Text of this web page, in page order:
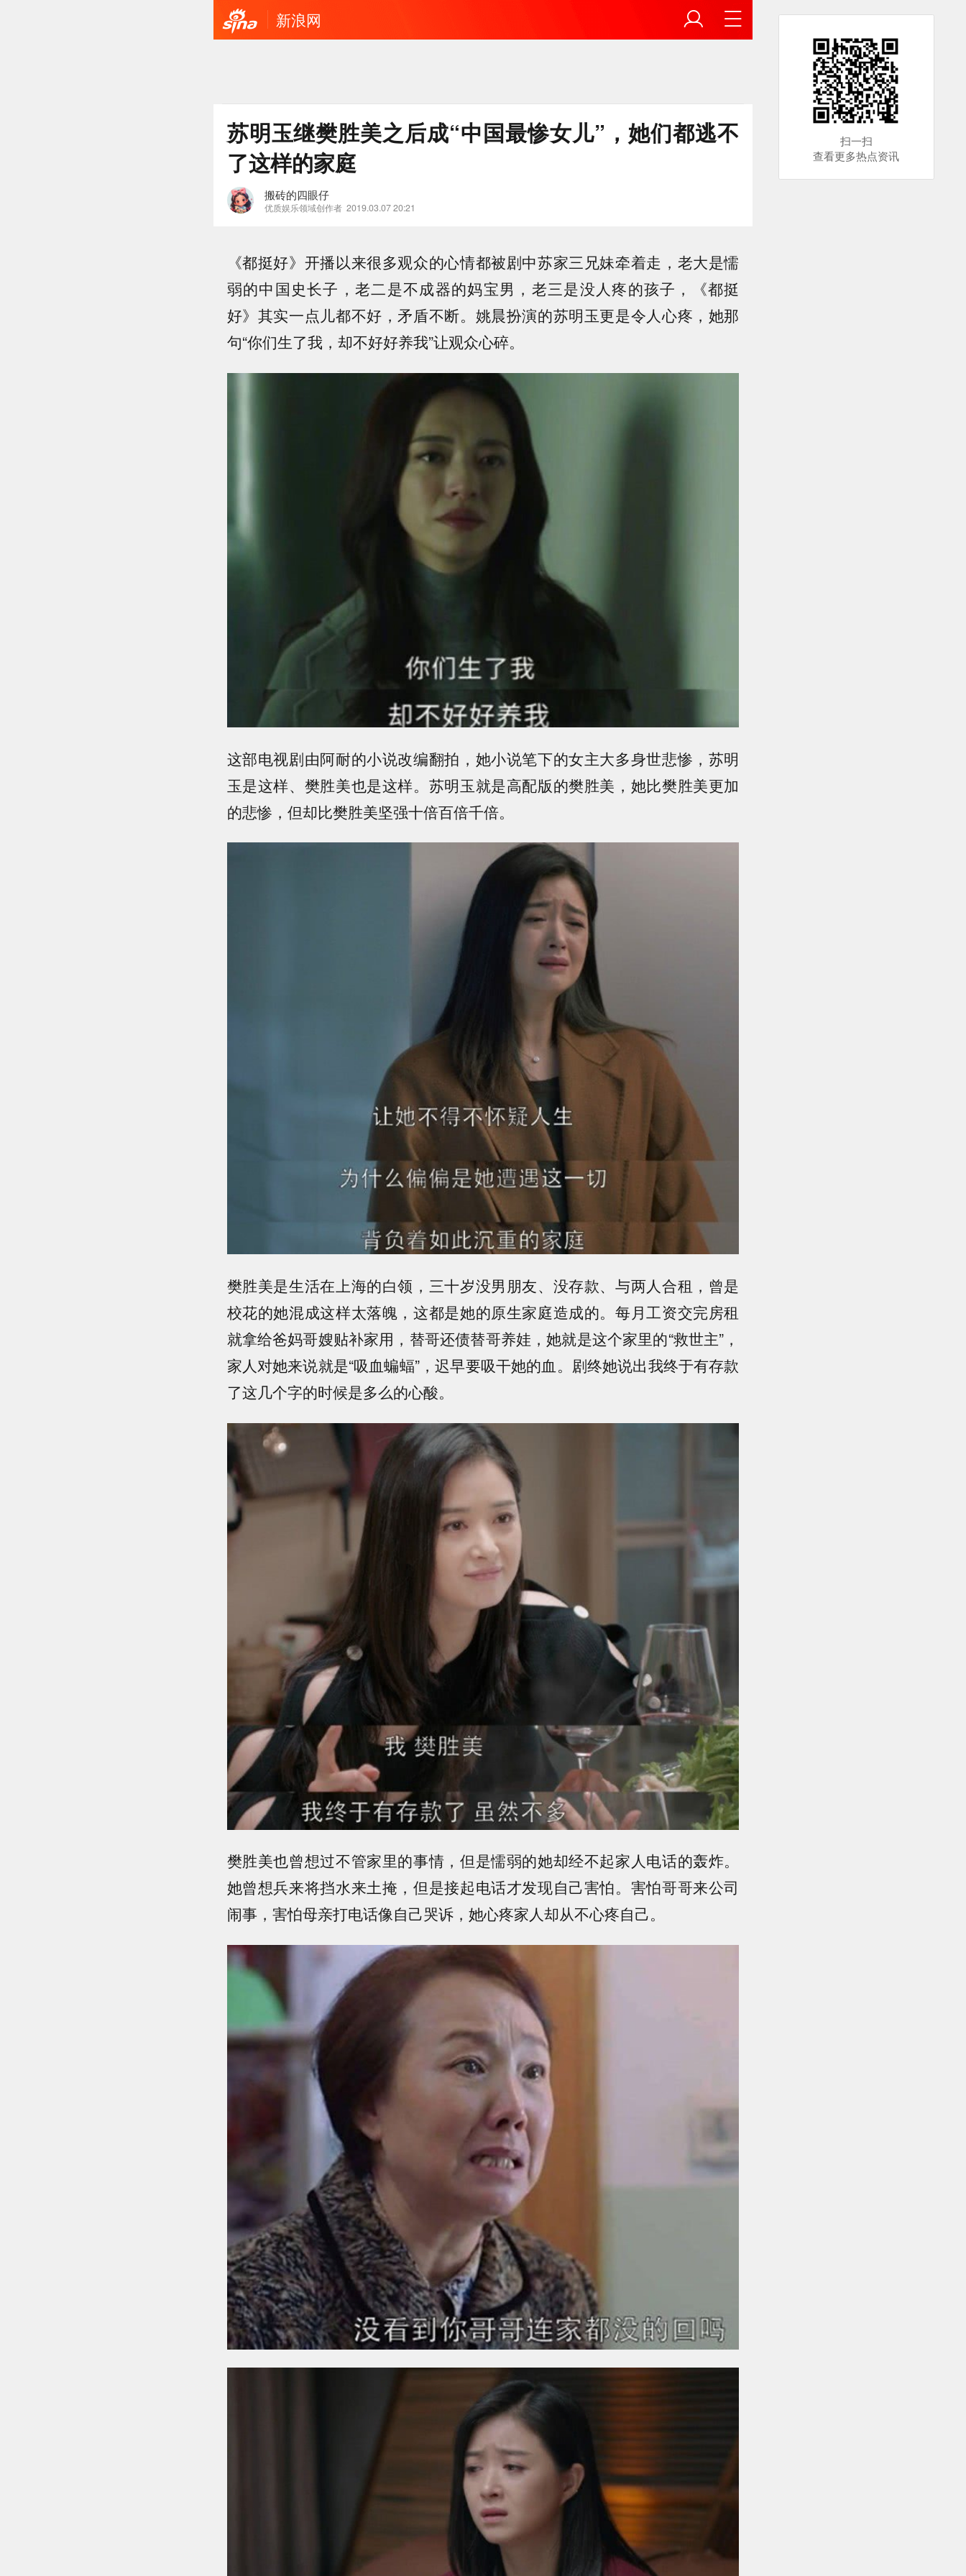
新浪网
苏明玉继樊胜美之后成“中国最惨女儿”，她们都逃不
了这样的家庭
搬砖的四眼仔
优质娱乐领域创作者 2019.03.07 20:21
《都挺好》开播以来很多观众的心情都被剧中苏家三兄妹牵着走，老大是懦
弱的中国史长子，老二是不成器的妈宝男，老三是没人疼的孩子，《都挺
好》其实一点儿都不好，矛盾不断。姚晨扮演的苏明玉更是令人心疼，她那
句“你们生了我，却不好好养我”让观众心碎。
这部电视剧由阿耐的小说改编翻拍，她小说笔下的女主大多身世悲惨，苏明
玉是这样、樊胜美也是这样。苏明玉就是高配版的樊胜美，她比樊胜美更加
的悲惨，但却比樊胜美坚强十倍百倍千倍。
樊胜美是生活在上海的白领，三十岁没男朋友、没存款、与两人合租，曾是
校花的她混成这样太落魄，这都是她的原生家庭造成的。每月工资交完房租
就拿给爸妈哥嫂贴补家用，替哥还债替哥养娃，她就是这个家里的“救世主”，
家人对她来说就是“吸血蝙蝠”，迟早要吸干她的血。剧终她说出我终于有存款
了这几个字的时候是多么的心酸。
樊胜美也曾想过不管家里的事情，但是懦弱的她却经不起家人电话的轰炸。
她曾想兵来将挡水来土掩，但是接起电话才发现自己害怕。害怕哥哥来公司
闹事，害怕母亲打电话像自己哭诉，她心疼家人却从不心疼自己。
扫一扫
查看更多热点资讯